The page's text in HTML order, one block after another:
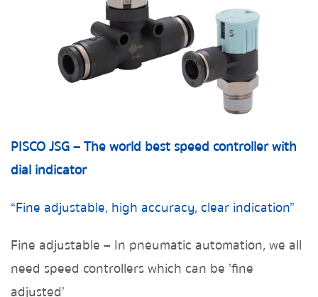
PISCO JSG – The world best speed controller with
dial indicator
“Fine adjustable, high accuracy, clear indication”
Fine adjustable – In pneumatic automation, we all
need speed controllers which can be ’fine
adjusted’